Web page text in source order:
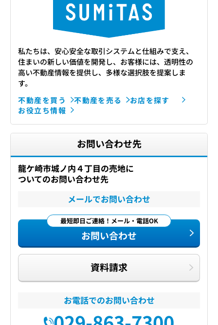
私たちは、安心安全な取引システムと仕組みで支え、
住まいの新しい価値を開発し、お客様には、透明性の
高い不動産情報を提供し、多様な選択肢を提案しま
す。
不動産を買う
不動産を売る
お店を探す
お役立ち情報
お問い合わせ先
龍ケ崎市城ノ内４丁目の売地に
ついてのお問い合わせ先
メールでお問い合わせ
最短即日ご連絡！メール・電話OK
お問い合わせ
資料請求
お電話でのお問い合わせ